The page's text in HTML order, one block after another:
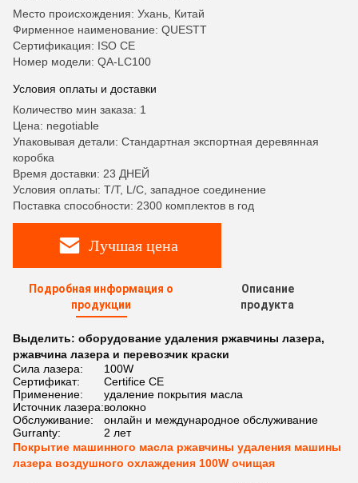
Место происхождения: Ухань, Китай
Фирменное наименование: QUESTT
Сертификация: ISO CE
Номер модели: QA-LC100
Условия оплаты и доставки
Количество мин заказа: 1
Цена: negotiable
Упаковывая детали: Стандартная экспортная деревянная
коробка
Время доставки: 23 ДНЕЙ
Условия оплаты: T/T, L/C, западное соединение
Поставка способности: 2300 комплектов в год
Лучшая цена
Подробная информация о
продукции
Описание
продукта
Выделить: оборудование удаления ржавчины лазера,
ржавчина лазера и перевозчик краски
Сила лазера:
100W
Сертификат:
Certifice CE
Применение:
удаление покрытия масла
Источник лазера:волокно
Обслуживание:
онлайн и международное обслуживание
Gurranty:
2 лет
Покрытие машинного масла ржавчины удаления машины
лазера воздушного охлаждения 100W очищая